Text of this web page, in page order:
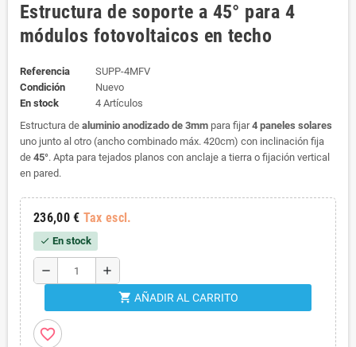
Estructura de soporte a 45° para 4
módulos fotovoltaicos en techo
Referencia
SUPP-4MFV
Condición
Nuevo
En stock
4 Artículos
Estructura de aluminio anodizado de 3mm para fijar4 paneles solares
uno junto al otro (ancho combinado máx. 420cm) con inclinación fija
de 45°. Apta para tejados planos con anclaje a tierra o fijación vertical
en pared.
236,00 € Tax escl.
check En stock
remove add
shopping_cart AÑADIR AL CARRITO
favorite_border